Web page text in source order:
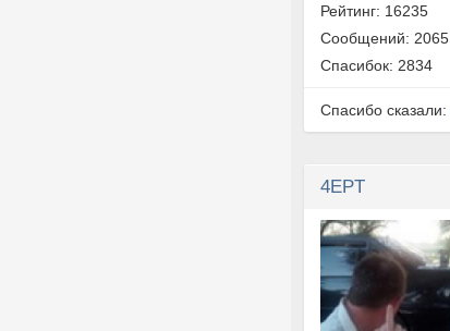
Рейтинг: 16235
Сообщений: 2065
Спасибок: 2834
Спасибо сказали:
4EPT